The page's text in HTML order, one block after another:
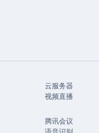
云服务器
视频直播
腾讯会议
语音识别